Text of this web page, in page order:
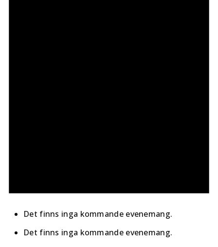
Det finns inga kommande evenemang.
Det finns inga kommande evenemang.